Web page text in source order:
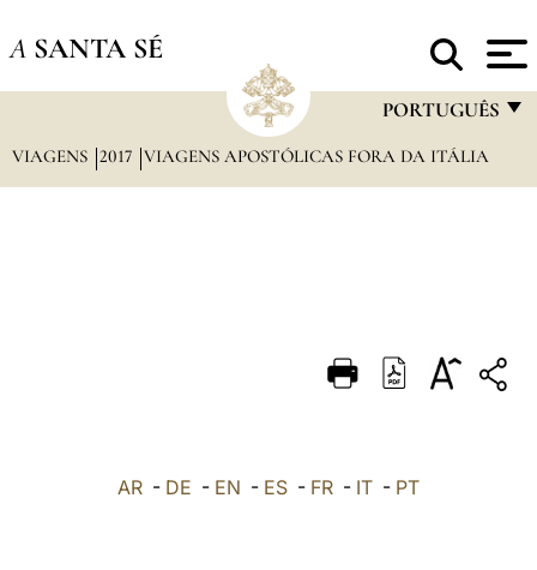
A SANTA SÉ
PORTUGUÊS
FRANÇAIS
DEUTSCH
العربيّة
VIAGENS 2017 VIAGENS APOSTÓLICAS FORA DA ITÁLIA
AR - DE - EN - ES - FR - IT - PT